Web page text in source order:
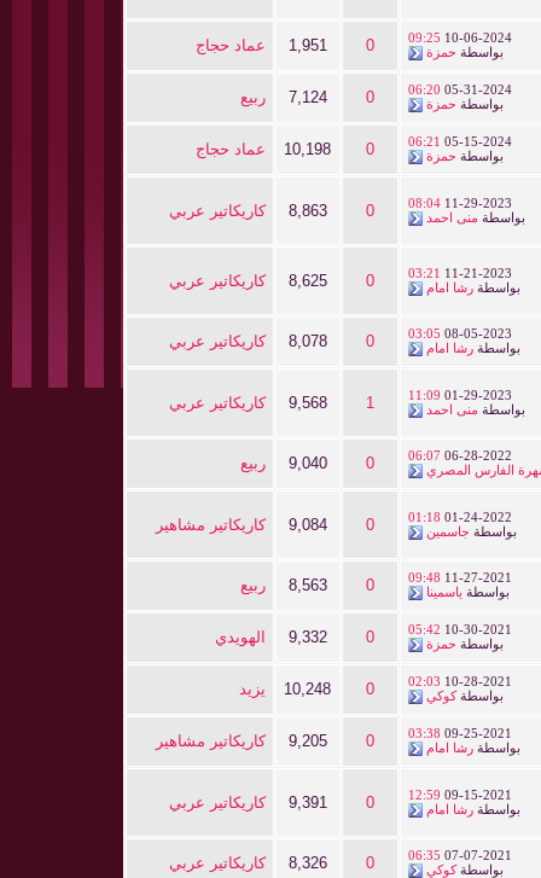
10-06-2024
09:25
بواسطة حمزة 0
1,951 عماد حجاج
05-31-2024
06:20
بواسطة حمزة 0
7,124 ربيع
05-15-2024
06:21
بواسطة حمزة 0
10,198 عماد حجاج
11-29-2023
08:04
بواسطة منى احمد 0
8,863 كاريكاتير عربي
11-21-2023
03:21
بواسطةرشا امام 0
8,625 كاريكاتير عربي
08-05-2023
03:05
بواسطةرشا امام 0
8,078 كاريكاتير عربي
01-29-2023
11:09
بواسطة منى احمد 1
9,568 كاريكاتير عربي
06-28-2022
06:07
الفارس المصري
0
9,040 ربيع
01-24-2022
01:18
بواسطة جاسمين 0
9,084 كاريكاتير مشاهير
11-27-2021
09:48
بواسطة ياسمينا 0
8,563 ربيع
10-30-2021
05:42
بواسطة حمزة 0
9,332 الهويدي
10-28-2021
02:03
بواسطةكوكي 0
10,248 يزيد
09-25-2021
03:38
بواسطةرشا امام 0
9,205 كاريكاتير مشاهير
09-15-2021
12:59
بواسطةرشا امام 0
9,391 كاريكاتير عربي
07-07-2021
06:35
بواسطةكوكي 0
8,326 كاريكاتير عربي